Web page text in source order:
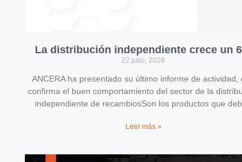
La distribución independiente crece un
22 julio, 2026
ANCERA ha presentado su último informe de actividad,
confirma el buen comportamiento del sector de la
independiente de recambiosSon los productos que
Leer más »